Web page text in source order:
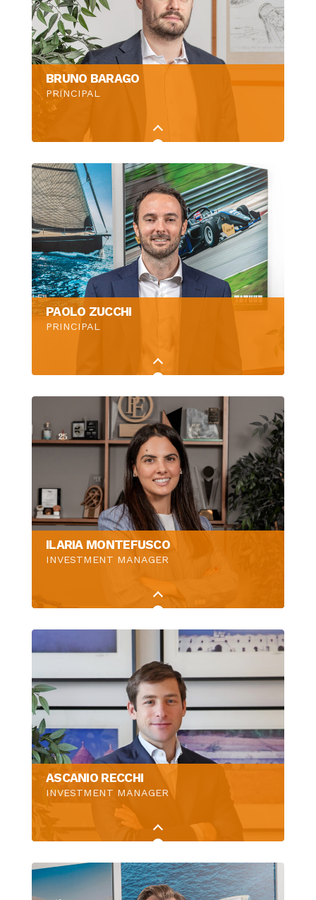
BRUNO BARAGO
PRINCIPAL
PAOLO ZUCCHI
PRINCIPAL
ILARIA MONTEFUSCO
INVESTMENT MANAGER
ASCANIO RECCHI
INVESTMENT MANAGER